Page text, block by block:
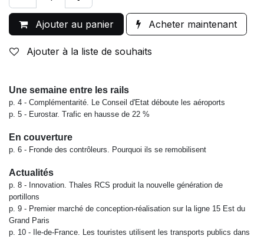
Ajouter au panier Acheter maintenant
Ajouter à la liste de souhaits
Une semaine entre les rails
p. 4 - Complémentarité. Le Conseil d'Etat déboute les aéroports
p. 5 - Eurostar. Trafic en hausse de 22 %
En couverture
p. 6 - Fronde des contrôleurs. Pourquoi ils se remobilisent
Actualités
p. 8 - Innovation. Thales RCS produit la nouvelle génération de
portillons
p. 9 - Premier marché de conception-réalisation sur la ligne 15 Est du
Grand Paris
p. 10 -
Ile-de-France. Les touristes utilisent les transports publics dans